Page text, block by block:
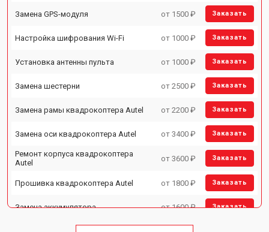
Замена GPS-модуля от 1500 ₽ Заказать
Настройка шифрования Wi-Fi от 1000 ₽ Заказать
Установка антенны пульта от 1000 ₽ Заказать
Замена шестерни от 2500 ₽ Заказать
Замена рамы квадрокоптера Autel от 2200 ₽ Заказать
Замена оси квадрокоптера Autel от 3400 ₽ Заказать
Ремонт корпуса квадрокоптера
Autel
от 3600 ₽ Заказать
Прошивка квадрокоптера Autel от 1800 ₽ Заказать
Замена аккумулятора от 1600 ₽ Заказать
Ремонт камеры квадрокоптера